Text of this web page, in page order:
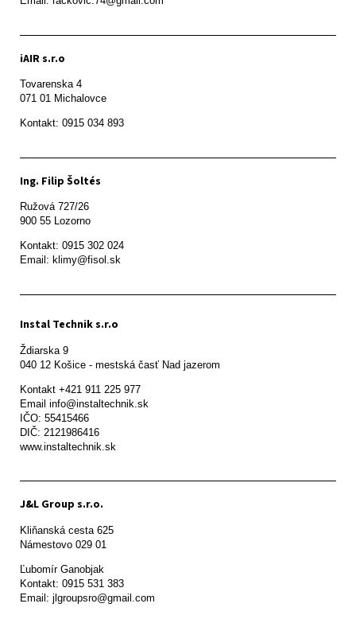
iAIR s.r.o
Tovarenska 4
071 01 Michalovce
Ing. Filip Šoltés
Ružová 727/26
900 55 Lozorno
Kontakt: 0915 302 024
Email: klimy@fisol.sk
Instal Technik s.r.o
Ždiarska 9
Kontakt +421 911 225 977
Email info@instaltechnik.sk
IČO: 55415466
DIČ: 2121986416
www.instaltechnik.sk
J&L Group s.r.o.
Kliňanská cesta 625
Námestovo 029 01
Ľubomír Ganobjak
Kontakt: 0915 531 383
Email: jlgroupsro@gmail.com